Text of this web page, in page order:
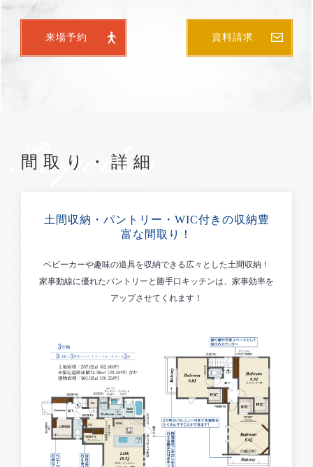
来場予約 資料請求
間取り・詳細
土間収納・パントリー・WIC付きの収納豊
富な間取り！
ベビーカーや趣味の道具を収納できる広々とした土間収納！
家事動線に優れたパントリーと勝手口キッチンは、家事効率を
アップさせてくれます！